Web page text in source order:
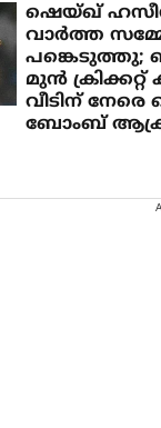
ഷെയ്ഖ്
വാര്‍ത്ത
പങ്കെടുത്തു;
മുന്‍ ക്രിക്കറ്റ്
വീടിന് നേരെ
ബോംബ്